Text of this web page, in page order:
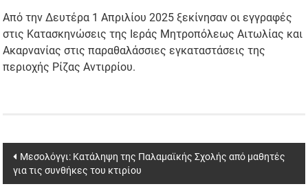
Από την Δευτέρα 1 Απριλίου 2025 ξεκίνησαν οι εγγραφές
στις Κατασκηνώσεις της Ιεράς Μητροπόλεως Αιτωλίας και
Ακαρνανίας στις παραθαλάσσιες εγκαταστάσεις της
περιοχής Ρίζας Αντιρρίου.
Post
navigation
Μεσολόγγι: Κατάληψη της Παλαμαϊκής Σχολής από μαθητές
για τις συνθήκες του κτιρίου